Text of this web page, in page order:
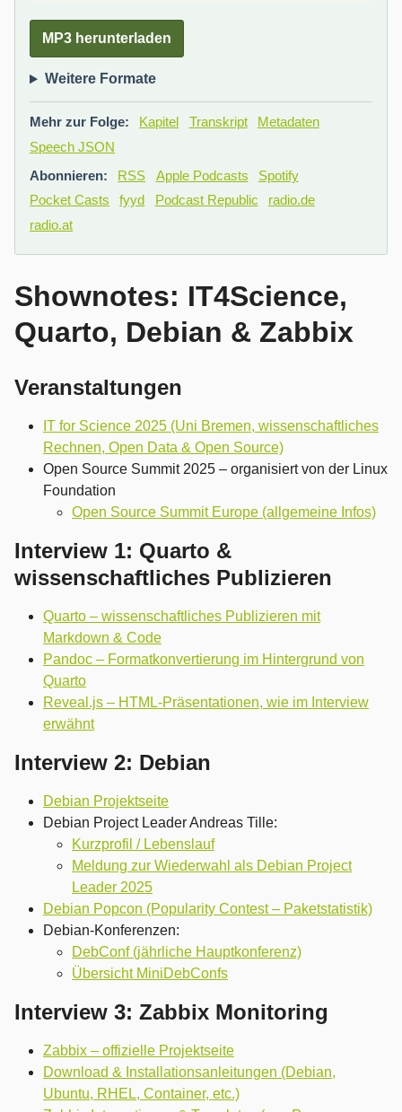
MP3 herunterladen
Weitere Formate
Mehr zur Folge: Kapitel Transkript
Metadaten
Speech JSON
Abonnieren:
RSS Apple Podcasts
Spotify
Pocket Casts
fyyd Podcast Republic
radio.de
radio.at
Shownotes: IT4Science,
Quarto, Debian & Zabbix
Veranstaltungen
IT for Science 2025 (Uni Bremen, wissenschaftliches
Rechnen, Open Data & Open Source)
Open Source Summit 2025 – organisiert von der Linux
Foundation
Open Source Summit Europe (allgemeine Infos)
Interview 1: Quarto &
wissenschaftliches Publizieren
Quarto – wissenschaftliches Publizieren mit
Markdown & Code
Pandoc – Formatkonvertierung im Hintergrund von
Quarto
Reveal.js – HTML-Präsentationen, wie im Interview
erwähnt
Interview 2: Debian
Debian Projektseite
Debian Project Leader Andreas Tille:
Kurzprofil / Lebenslauf
Meldung zur Wiederwahl als Debian Project
Leader 2025
Debian Popcon (Popularity Contest – Paketstatistik)
Debian-Konferenzen:
DebConf (jährliche Hauptkonferenz)
Übersicht MiniDebConfs
Interview 3: Zabbix Monitoring
Zabbix – offizielle Projektseite
Download & Installationsanleitungen (Debian,
Ubuntu, RHEL, Container, etc.)